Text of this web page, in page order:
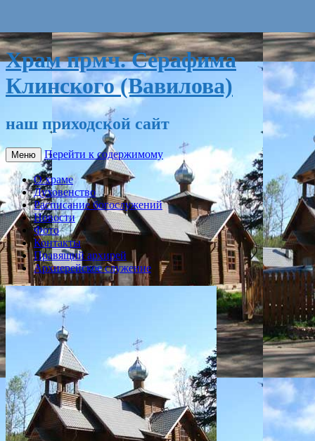
Храм прмч. Серафима
Клинского (Вавилова)
наш приходской сайт
Меню Перейти к содержимому
О храме
Духовенство
Расписание богослужений
Новости
Фото
Контакты
Правящий архирей
Архиерейское служение